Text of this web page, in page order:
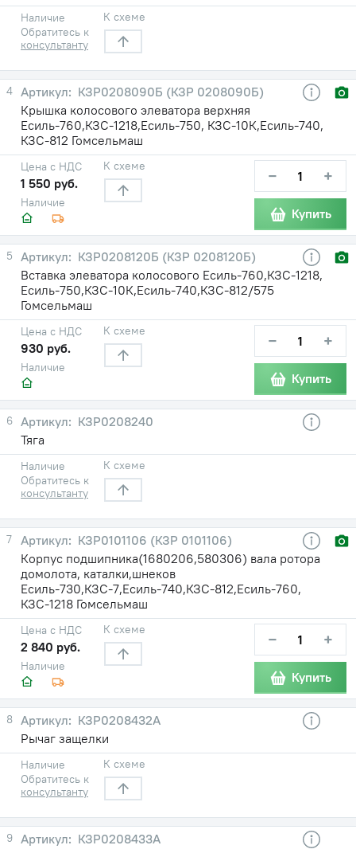
Наличие
Обратитесь к
консультанту
К схеме
4
КЗР0208090Б (КЗР 0208090Б)
Крышка колосового элеватора верхняя
Есиль-760,КЗС-1218,Есиль-750, КЗС-10К,Есиль-740,
КЗС-812 Гомсельмаш
Наличие
Цена с НДС
1 550 руб.
К схеме − +
Купить
5
КЗР0208120Б (КЗР 0208120Б)
Вставка элеватора колосового Есиль-760,КЗС-1218,
Есиль-750,КЗС-10К,Есиль-740,КЗС-812/575
Гомсельмаш
Наличие
Цена с НДС
930 руб.
К схеме − +
Купить
6
КЗР0208240
Тяга
Наличие
Обратитесь к
консультанту
К схеме
7
КЗР0101106 (КЗР 0101106)
Корпус подшипника(1680206,580306) вала ротора
домолота, каталки,шнеков
Есиль-730,КЗС-7,Есиль-740,КЗС-812,Есиль-760,
КЗС-1218 Гомсельмаш
Наличие
Цена с НДС
2 840 руб.
К схеме − +
Купить
8
КЗР0208432А
Рычаг защелки
Наличие
Обратитесь к
консультанту
К схеме
9
КЗР0208433А